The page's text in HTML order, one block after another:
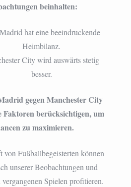
beinhalten:
hat eine beeindruckende
Heimbilanz.
City wird auswärts stetig
besser.
gegen Manchester City
Faktoren berücksichtigen, um
zu maximieren.
von Fußballbegeisterten können
unserer Beobachtungen und
Spielen profitieren.